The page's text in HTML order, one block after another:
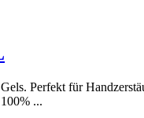
Perfekt für
...